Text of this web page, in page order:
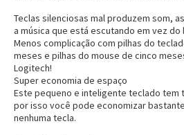
Teclas silenciosas mal produzem som,
a música que está escutando em vez do
Menos complicação com pilhas do
meses e pilhas do mouse de cinco
Logitech!
Super economia de espaço
Este pequeno e inteligente teclado tem
por isso você pode economizar
nenhuma tecla.